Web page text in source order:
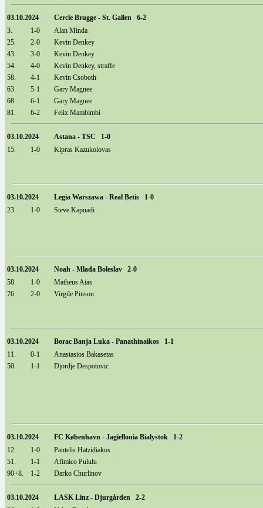
03.10.2024
Cercle Brugge - St. Gallen 6-2
3.
1-0
Alan Minda
25.
2-0
Kevin Denkey
43.
3-0
Kevin Denkey
54.
4-0
Kevin Denkey, straffe
58.
4-1
Kevin Csoboth
63.
5-1
Gary Magnee
68.
6-1
Gary Magnee
81.
6-2 Felix Mambimbi
03.10.2024
Astana - TSC 1-0
15.
1-0 Kipras Kazukolovas
03.10.2024
Legia Warszawa - Real Betis 1-0
23.
1-0 Steve Kapuadi
03.10.2024
Noah - Mlada Boleslav 2-0
58.
1-0
Matheus Aias
76.
2-0 Virgile Pinson
03.10.2024
Borac Banja Luka - Panathinaikos 1-1
11.
0-1
Anastasios Bakasetas
50.
1-1 Djordje Despotovic
03.10.2024
FC København - Jagiellonia Bialystok 1-2
12.
1-0
Pantelis Hatzidiakos
51.
1-1
Afimico Pululu
90+8.
1-2 Darko Churlinov
03.10.2024
LASK Linz - Djurgården 2-2